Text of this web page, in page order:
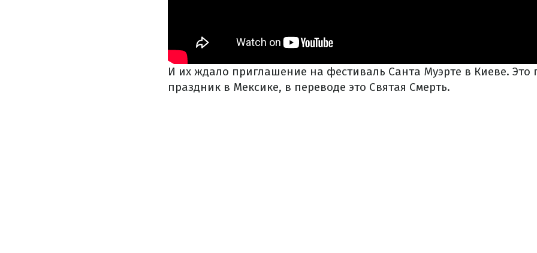
И их ждало приглашение на фестиваль Санта Муэрте в Киеве. Это
праздник в Мексике, в переводе это Святая Смерть.